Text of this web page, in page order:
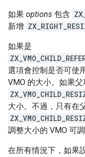
如果 options 包含
新增
如果是
選項會控制是否可使
VMO 的大小。如果
大小。不過，只有在
調整大小的 VMO 可
在所有情況下，如果